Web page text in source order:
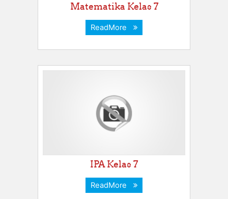
Matematika Kelas 7
ReadMore
IPA Kelas 7
ReadMore